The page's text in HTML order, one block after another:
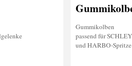
Gummikolben
passend für
und HARBO-Spritze